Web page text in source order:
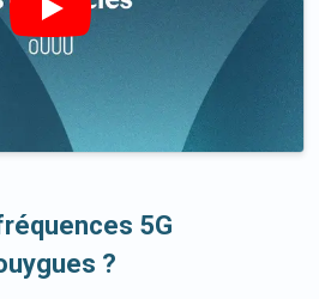
5G
?